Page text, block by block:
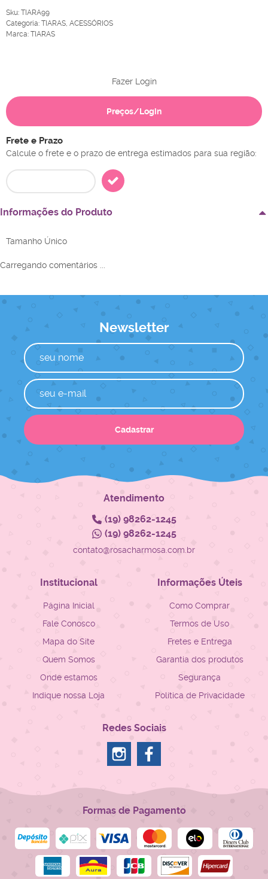
Sku: TIARA99
Categoria: TIARAS, ACESSÓRIOS
Marca: TIARAS
Fazer Login
Preços/Login
Frete e Prazo
Calcule o frete e o prazo de entrega estimados para sua região:
Informações do Produto
Tamanho Único
Carregando comentários ...
Newsletter
Cadastrar
Atendimento
(19)98262-1245
(19)98262-1245
contato@rosacharmosa.com.br
Institucional
Página Inicial
Fale Conosco
Mapa do Site
Quem Somos
Onde estamos
Indique nossa Loja
Informações Úteis
Como Comprar
Termos de Uso
Fretes e Entrega
Garantia dos produtos
Segurança
Política de Privacidade
Redes Sociais
Formas de Pagamento